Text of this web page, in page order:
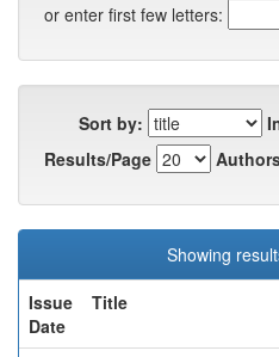
or enter first few letters:
Sort by:
Results/Page
Showing
Issue
Date
Title